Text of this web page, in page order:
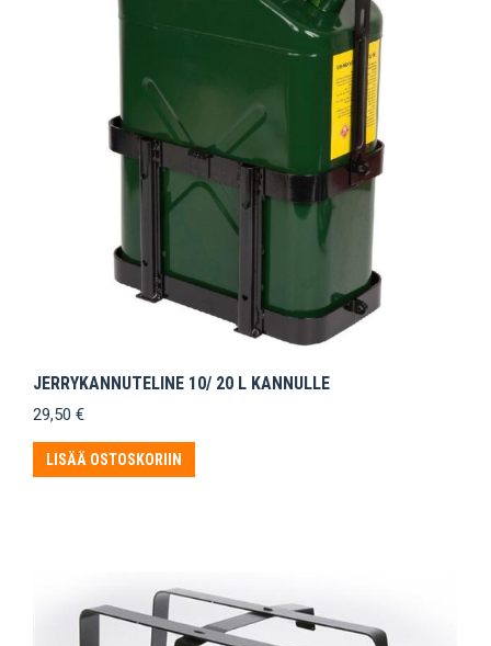
JERRYKANNUTELINE 10/ 20 L KANNULLE
29,50 €
LISÄÄ OSTOSKORIIN